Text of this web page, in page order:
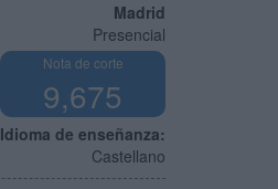
Madrid
Presencial
Nota de corte
9,675
Idioma de enseñanza:
Castellano